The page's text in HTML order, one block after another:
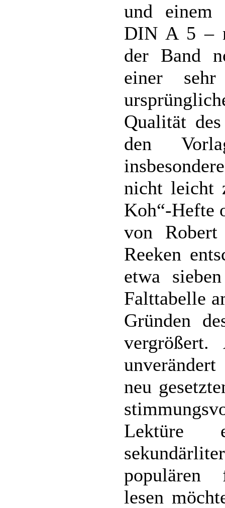
und einem
DIN A 5 –
der Band
einer
Qualität
den
nicht leicht
Koh“-Hefte
von
Reeken
etwa
Falttabelle
Gründen
neu
populären
lesen